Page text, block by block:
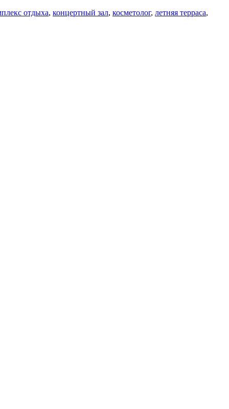
отдыха, концертный зал, косметолог, летняя терраса,